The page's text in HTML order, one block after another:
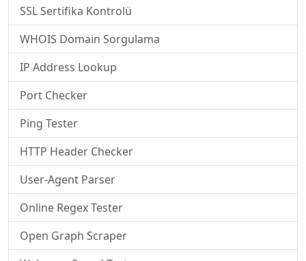
SSL Sertifika Kontrolü
WHOIS Domain Sorgulama
IP Address Lookup
Port Checker
Ping Tester
HTTP Header Checker
User-Agent Parser
Online Regex Tester
Open Graph Scraper